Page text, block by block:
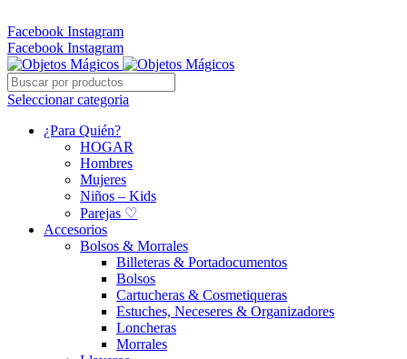
Facebook Instagram
Facebook Instagram
Seleccionar categoria
¿Para Quién?
HOGAR
Hombres
Mujeres
Niños – Kids
Parejas ♡
Accesorios
Bolsos & Morrales
Billeteras & Portadocumentos
Bolsos
Cartucheras & Cosmetiqueras
Estuches, Neceseres & Organizadores
Loncheras
Morrales